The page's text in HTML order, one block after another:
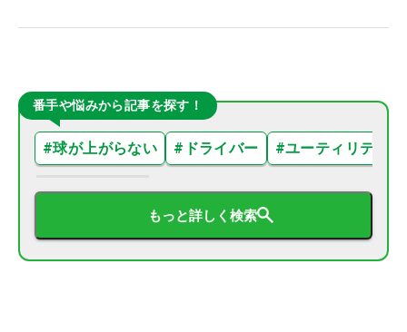
番手や悩みから記事を探す！
#球が上がらない # ドライバー #ユーティリティ
もっと詳しく検索